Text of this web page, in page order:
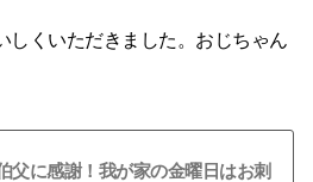
しくいただきました。おじちゃん
父に感謝！我が家の金曜日はお刺